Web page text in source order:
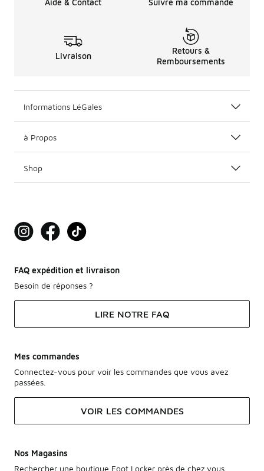
Aide & Contact Suivre ma commande
Livraison
Retours &
Remboursements
Informations LéGales
à Propos
Shop
FAQ expédition et livraison
Besoin de réponses ?
LIRE NOTRE FAQ
Mes commandes
Connectez-vous pour voir les commandes que vous avez
passées.
VOIR LES COMMANDES
Nos Magasins
Rechercher une boutique Foot Locker près de chez vous.